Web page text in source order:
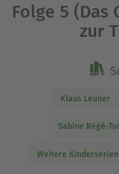
Folge 5
zur
Klaus Leuner
Sabine Régé-
Weitere Kinderserien